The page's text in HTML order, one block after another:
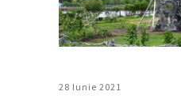
28 Iunie 2021